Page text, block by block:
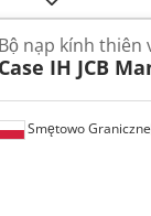
Smętowo Graniczne
Bộ nạp kính thiên
Case IH JCB